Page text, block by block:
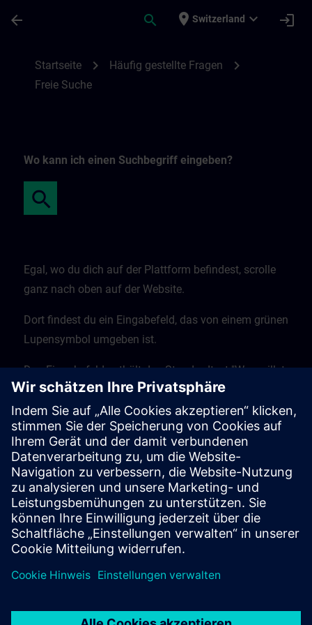
arrow_back search place Switzerland expand_more login
Startseite chevron_right Häufig gestellte Fragen chevron_right
Freie Suche
Wo kann ich einen Suchbegriff eingeben?
Egal, wo du dich auf der Plattform befindest, scrolle
ganz nach oben auf der Website.
Dort findest du ein Eingabefeld, das von einem grünen
Lupensymbol umgeben ist.
Das Eingabefeld enthält den Standardtext "Was willst
du lernen?" Gib hier deinen Suchbegriff ein.
Klicke auf die Lupe, um den Suchvorgang zu starten.